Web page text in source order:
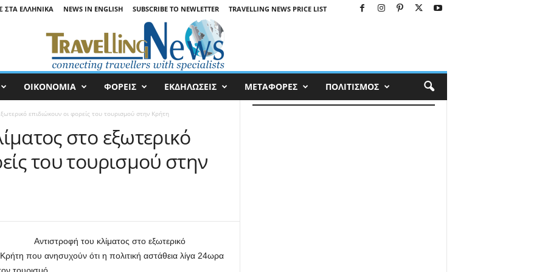
ΣΤΑ ΕΛΛΗΝΙΚΆ NEWS IN ENGLISH SUBSCRIBE TO NEWLETTER TRAVELLING NEWS PRICE LIST
ΟΙΚΟΝΟΜΙΑ ΦΟΡΕΙΣ ΕΚΔΗΛΩΣΕΙΣ ΜΕΤΑΦΟΡΕΣ ΠΟΛΙΤΙΣΜΟΣ
επιδιώκουν οι φορείς του τουρισμού στην Κρήτη
στο εξωτερικό
του τουρισμού στην
Αντιστροφή του κλίματος στο εξωτερικό
που ανησυχούν ότι η πολιτική αστάθεια λίγα 24ωρα